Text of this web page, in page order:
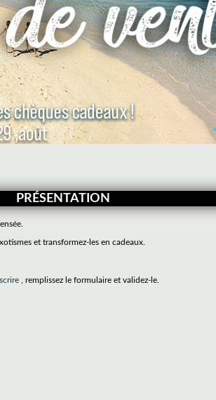
PRÉSENTATION
et transformez-les en cadeaux.
, remplissez le formulaire et validez-le.